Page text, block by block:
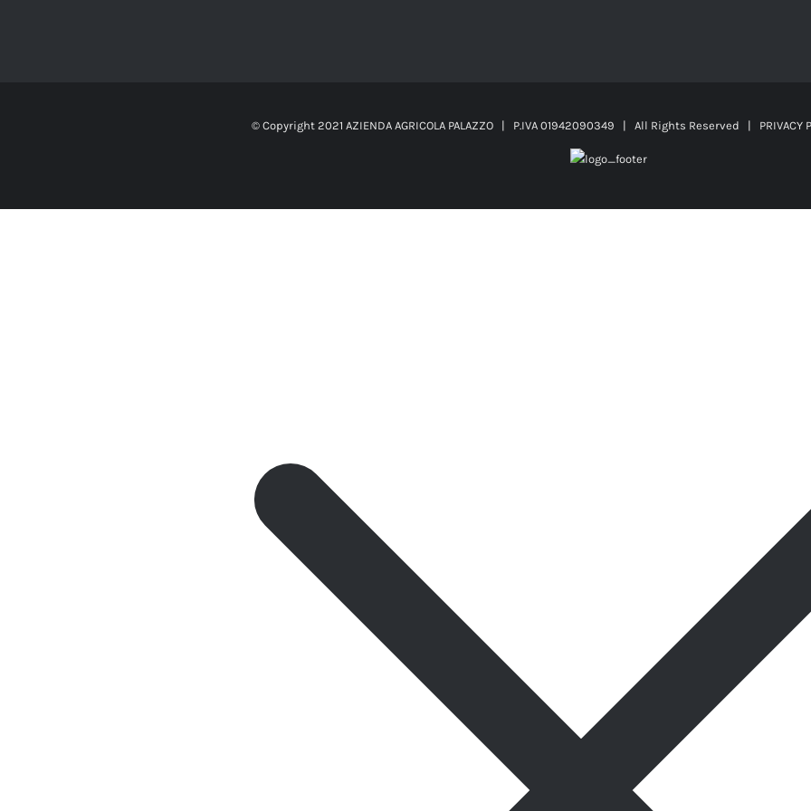
© Copyright 2021 AZIENDA AGRICOLA PALAZZO | P.IVA 01942090349 | All Rights Reserved | PRIVACY